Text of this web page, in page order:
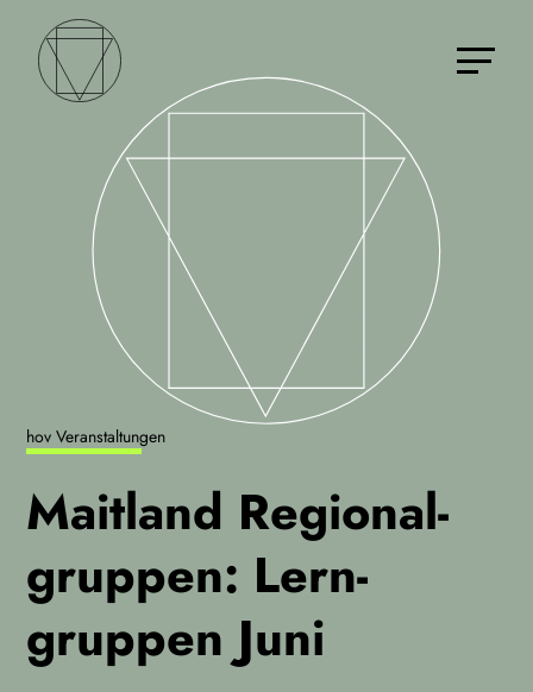
hov Veranstaltungen
Maitland Regional­
gruppen: Lern­
gruppen Juni